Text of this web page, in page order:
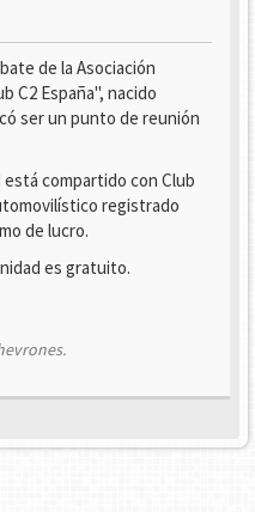
de la Asociación
C2 España", nacido
ser un punto de reunión
compartido con Club
registrado
de lucro.
es gratuito.